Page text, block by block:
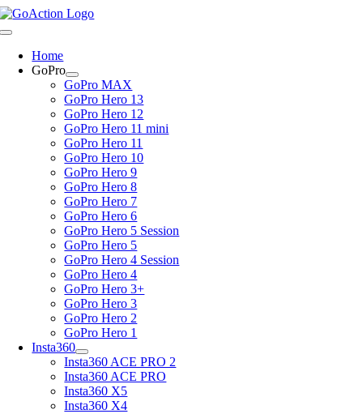
Skip
to
Toggle
NavigationHome
GoPro
GoPro MAX
GoPro Hero 13
GoPro Hero 12
GoPro Hero 11 mini
GoPro Hero 11
GoPro Hero 10
GoPro Hero 9
GoPro Hero 8
GoPro Hero 7
GoPro Hero 6
GoPro Hero 5 Session
GoPro Hero 5
GoPro Hero 4 Session
GoPro Hero 4
GoPro Hero 3+
GoPro Hero 3
GoPro Hero 2
GoPro Hero 1
Insta360
Insta360 ACE PRO 2
Insta360 ACE PRO
Insta360 X5
Insta360 X4